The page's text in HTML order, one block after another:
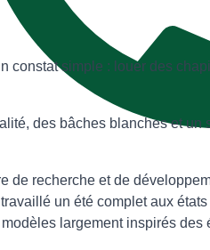
constat simple : louer des
des bâches blanches et
de recherche et de
un été complet aux
largement inspirés des